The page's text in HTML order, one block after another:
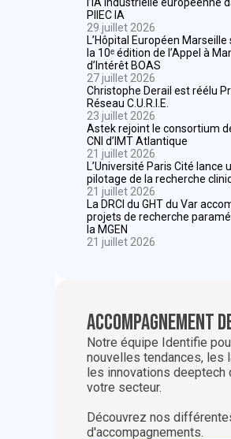
PIIEC IA
29 juillet 2026
L’Hôpital Européen
la 10ᵉ édition de l’Appel à
d’Intérêt BOAS
27 juillet 2026
Christophe Derail est réélu
Réseau C.U.R.I.E.
23 juillet 2026
Astek rejoint le consortium
CNI d’IMT Atlantique
21 juillet 2026
L’Université Paris Cité lance
pilotage de la recherche
21 juillet 2026
La DRCI du GHT du Var
projets de recherche
la MGEN
21 juillet 2026
Accompagnement
Notre équipe Identifie
nouvelles tendances, les
les innovations deeptech
votre secteur.
Découvrez nos
d'accompagnements.